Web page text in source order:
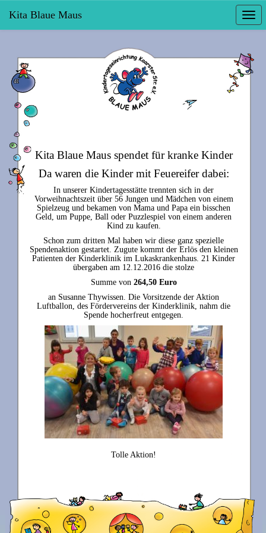
Kita Blaue Maus
Kita Blaue Maus spendet für kranke Kinder
Da waren die Kinder mit Feuereifer dabei:
In unserer Kindertagesstätte trennten sich in der
Vorweihnachtszeit über 56 Jungen und Mädchen von einem
Spielzeug und bekamen von Mama und Papa ein bisschen
Geld, um Puppe, Ball oder Puzzlespiel von einem anderen
Kind zu kaufen.
Schon zum dritten Mal haben wir diese ganz spezielle
Spendenaktion gestartet. Zugute kommt der Erlös den kleinen
Patienten der Kinderklinik im Lukaskrankenhaus. 21 Kinder
übergaben am 12.12.2016 die stolze
Summe von 264,50 Euro
an Susanne Thywissen. Die Vorsitzende der Aktion
Luftballon, des Fördervereins der Kinderklinik, nahm die
Spende hocherfreut entgegen.
Tolle Aktion!